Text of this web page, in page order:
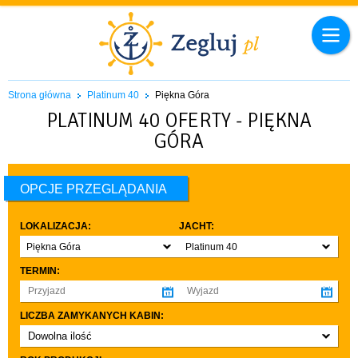
Strona główna Platinum 40 Piękna Góra
PLATINUM 40 OFERTY - PIĘKNA
GÓRA
OPCJE PRZEGLĄDANIA
LOKALIZACJA:
Piękna Góra
JACHT:
Platinum 40
TERMIN:
LICZBA ZAMYKANYCH KABIN:
Dowolna ilość